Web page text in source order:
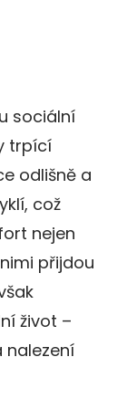
sociální
trpící
odlišně a
což
nejen
přijdou
život –
nalezení